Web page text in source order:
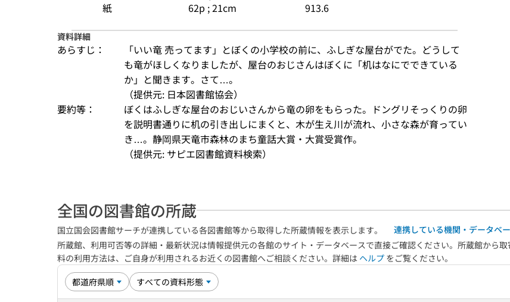
紙 62p ; 21cm 913.6
資料詳細
あらすじ：
「いい竜 売ってます」とぼくの小学校の前に、ふしぎな屋台がでた。どうして
も竜がほしくなりましたが、屋台のおじさんはぼくに「机はなにでできている
か」と聞きます。さて…。
（提供元: 日本図書館協会）
要約等：
ぼくはふしぎな屋台のおじいさんから竜の卵をもらった。ドングリそっくりの卵
を説明書通りに机の引き出しにまくと、木が生え川が流れ、小さな森が育ってい
き…。静岡県天竜市森林のまち童話大賞・大賞受賞作。
（提供元: サピエ図書館資料検索）
全国の図書館の所蔵
国立国会図書館サーチが連携している各図書館等から取得した所蔵情報を表示します。
連携している機関・データベ
所蔵館、利用可否等の詳細・最新状況は情報提供元の各館のサイト・データベースで直接ご確認ください。所蔵館から
料の利用方法は、ご自身が利用されるお近くの図書館へご相談ください。詳細は ヘルプ をご覧ください。